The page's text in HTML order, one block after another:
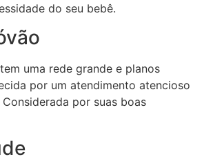
do seu bebê.
uma rede grande e planos
por um atendimento atencioso
por suas boas